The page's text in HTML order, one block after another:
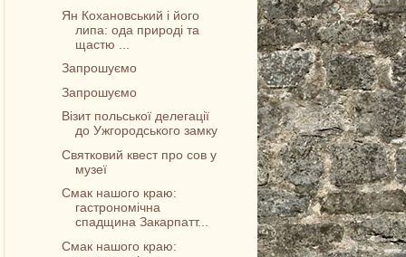
Ян Кохановський і його
липа: ода природі та
щастю ...
Запрошуємо
Запрошуємо
Візит польської делегації
до Ужгородського замку
Святковий квест про сов у
музеї
Смак нашого краю:
гастрономічна
спадщина Закарпатт...
Смак нашого краю: